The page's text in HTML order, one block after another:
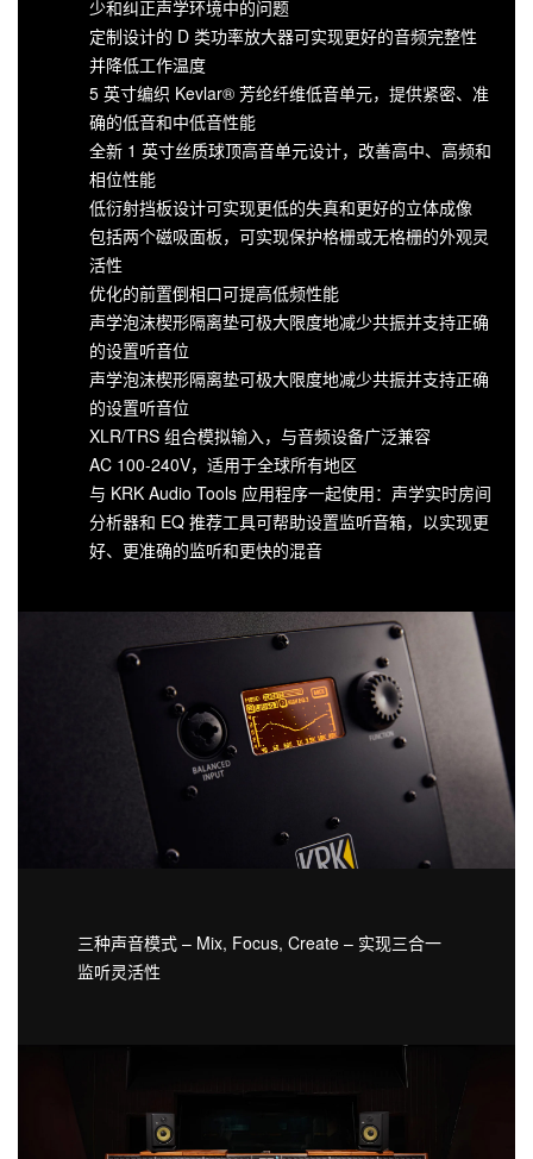
少和纠正声学环境中的问题
定制设计的 D 类功率放大器可实现更好的音频完整性
并降低工作温度
5 英寸编织 Kevlar® 芳纶纤维低音单元，提供紧密、准
确的低音和中低音性能
全新 1 英寸丝质球顶高音单元设计，改善高中、高频和
相位性能
低衍射挡板设计可实现更低的失真和更好的立体成像
包括两个磁吸面板，可实现保护格栅或无格栅的外观灵
活性
优化的前置倒相口可提高低频性能
声学泡沫楔形隔离垫可极大限度地减少共振并支持正确
的设置听音位
声学泡沫楔形隔离垫可极大限度地减少共振并支持正确
的设置听音位
XLR/TRS 组合模拟输入，与音频设备广泛兼容
AC 100-240V，适用于全球所有地区
与 KRK Audio Tools 应用程序一起使用：声学实时房间
分析器和 EQ 推荐工具可帮助设置监听音箱，以实现更
好、更准确的监听和更快的混音
三种声音模式 – Mix, Focus, Create – 实现三合一
监听灵活性